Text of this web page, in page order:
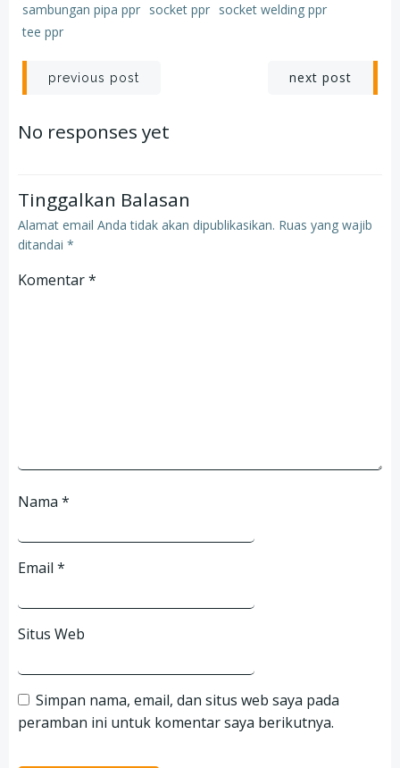
sambungan pipa ppr socket ppr socket welding ppr
tee ppr
Post
navigation
previous post next post
No responses yet
Tinggalkan Balasan
Alamat email Anda tidak akan dipublikasikan. Ruas yang wajib
ditandai *
Komentar*
Nama *
Email *
Situs Web
Simpan nama, email, dan situs web saya pada
peramban ini untuk komentar saya berikutnya.